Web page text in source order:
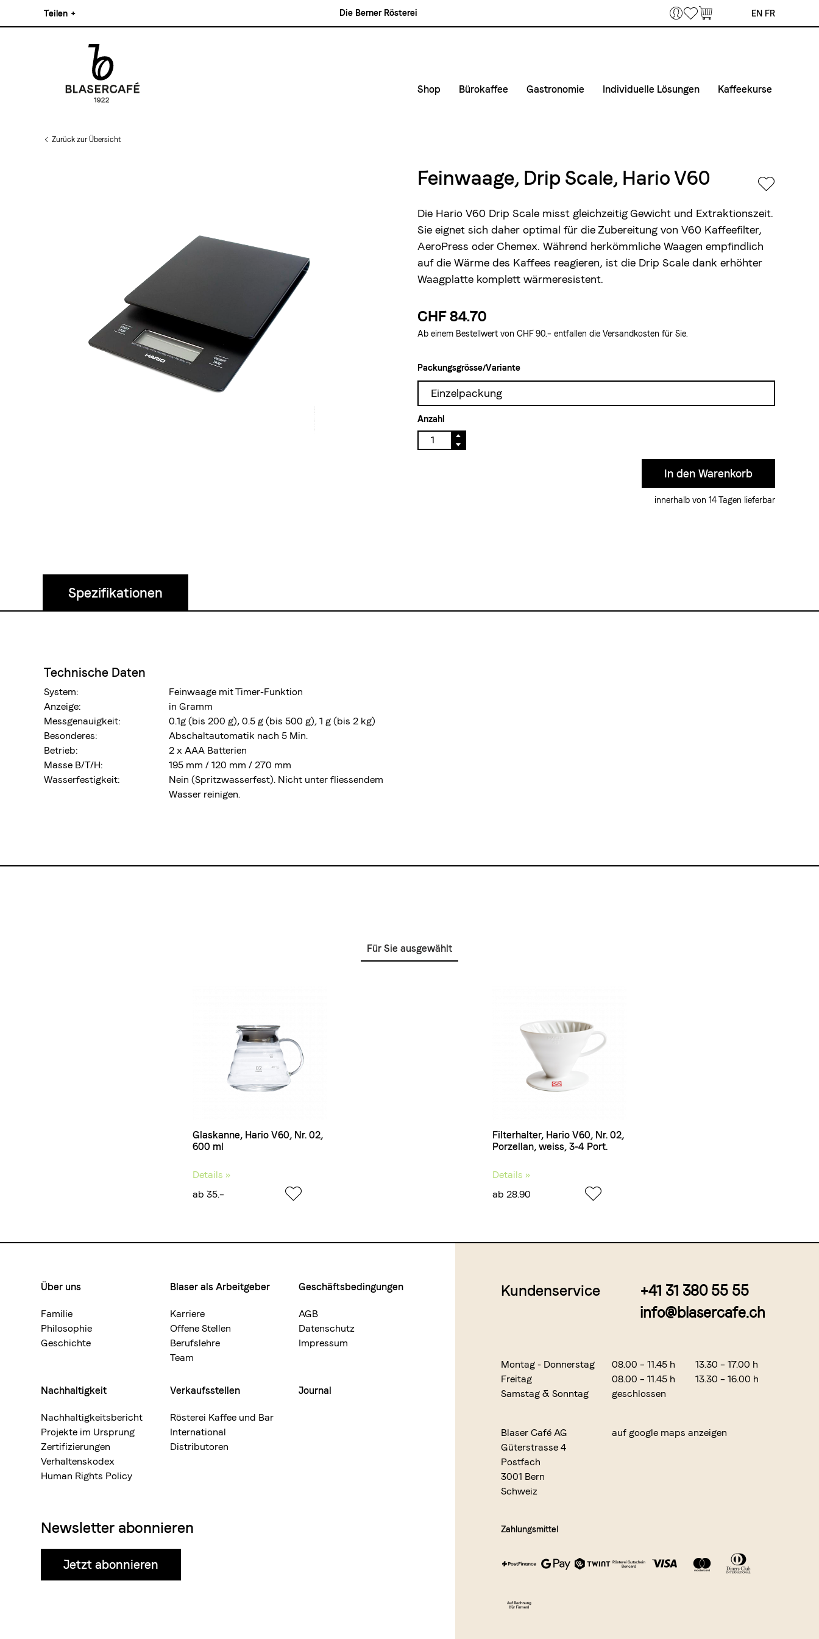
Teilen +
Pinterest
Instagram
Linkedin
Die Berner Rösterei Bookmarks
EN FR
Shop Bürokaffee Gastronomie
Mietmaterial
Individuelle Lösungen Kaffeekurse
Zurück zur Übersicht
Feinwaage, Drip Scale, Hario V60
Die Hario V60 Drip Scale misst gleichzeitig Gewicht und Extraktionszeit.
Sie eignet sich daher optimal für die Zubereitung von V60 Kaffeefilter,
AeroPress oder Chemex. Während herkömmliche Waagen empfindlich
auf die Wärme des Kaffees reagieren, ist die Drip Scale dank erhöhter
Waagplatte komplett wärmeresistent.
CHF 84.70
Ab einem Bestellwert von CHF 90.– entfallen die Versandkosten für Sie.
Packungsgrösse/Variante
Einzelpackung
Anzahl
innerhalb von 14 Tagen lieferbar
Spezifikationen
Technische Daten
System:
Feinwaage mit Timer-Funktion
Anzeige:
in Gramm
Messgenauigkeit:
0.1g (bis 200 g), 0.5 g (bis 500 g), 1 g (bis 2 kg)
Besonderes:
Abschaltautomatik nach 5 Min.
Betrieb:
2 x AAA Batterien
Masse B/T/H:
195 mm / 120 mm / 270 mm
Wasserfestigkeit:
Nein (Spritzwasserfest). Nicht unter fliessendem
Wasser reinigen.
Für Sie ausgewählt
Glaskanne, Hario V60, Nr. 02,
600 ml
Details »
ab 35.–
Filterhalter, Hario V60, Nr. 02,
Porzellan, weiss, 3-4 Port.
Details »
ab 28.90
Footermenue-
neu
Über uns
Familie
Philosophie
Geschichte
Blaser als Arbeitgeber
Karriere
Offene Stellen
Berufslehre
Team
Geschäftsbedingungen
AGB
Datenschutz
Impressum
Nachhaltigkeit
Nachhaltigkeitsbericht
Projekte im Ursprung
Zertifizierungen
Verhaltenskodex
Human Rights Policy
Verkaufsstellen
Rösterei Kaffee und Bar
International
Distributoren
Journal
Kundenservice
+41 31 380 55 55
info@blasercafe.ch
Montag - Donnerstag 08.00 – 11.45 h
13.30 – 17.00 h
Freitag
08.00 – 11.45 h
13.30 – 16.00 h
Samstag & Sonntag
geschlossen
Blaser Café AG
Güterstrasse 4
Postfach
3001 Bern
Schweiz
auf google maps anzeigen
Newsletter abonnieren
Jetzt abonnieren
Zahlungsmittel